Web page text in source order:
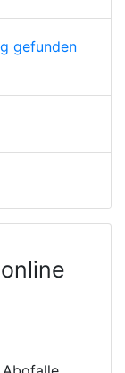
gefunden